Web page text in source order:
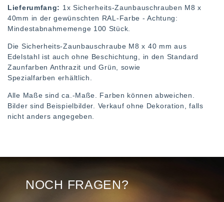
Lieferumfang: 1x Sicherheits-Zaunbauschrauben M8 x
40mm in der gewünschten RAL-Farbe - Achtung:
Mindestabnahmemenge 100 Stück.
Die Sicherheits-Zaunbauschraube M8 x 40 mm aus
Edelstahl ist auch ohne Beschichtung, in den Standard
Zaunfarben Anthrazit und Grün, sowie
Spezialfarben erhältlich.
Alle Maße sind ca.-Maße. Farben können abweichen.
Bilder sind Beispielbilder. Verkauf ohne Dekoration, falls
nicht anders angegeben.
NOCH FRAGEN?